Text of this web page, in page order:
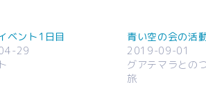
ベント1日目
29
青い空の会の活
2019-09-01
グアテマラとの
旅